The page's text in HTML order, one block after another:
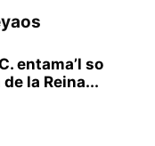
entama’l so
la Reina...